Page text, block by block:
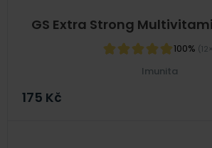
GS Extra Strong
100%
Imunita
175 Kč